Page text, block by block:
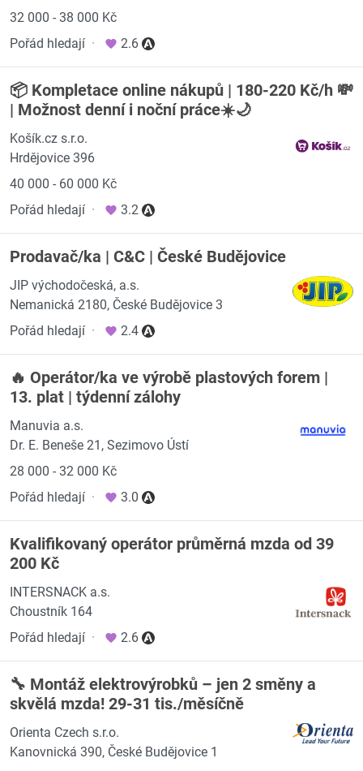
32 000 - 38 000 Kč
Pořád hledají · 2.6
📦 Kompletace online nákupů | 180-220 Kč/h 💸
| Možnost denní i noční práce☀️🌙
Košík.cz s.r.o.
Hrdějovice 396
40 000 - 60 000 Kč
Pořád hledají · 3.2
Prodavač/ka | C&C | České Budějovice
JIP východočeská, a.s.
Nemanická 2180, České Budějovice 3
Pořád hledají · 2.4
🔥 Operátor/ka ve výrobě plastových forem |
13. plat | týdenní zálohy
Manuvia a.s.
Dr. E. Beneše 21, Sezimovo Ústí
28 000 - 32 000 Kč
Pořád hledají · 3.0
Kvalifikovaný operátor průměrná mzda od 39
200 Kč
INTERSNACK a.s.
Choustník 164
Pořád hledají · 2.6
🔧 Montáž elektrovýrobků – jen 2 směny a
skvělá mzda! 29-31 tis./měsíčně
Orienta Czech s.r.o.
Kanovnická 390, České Budějovice 1